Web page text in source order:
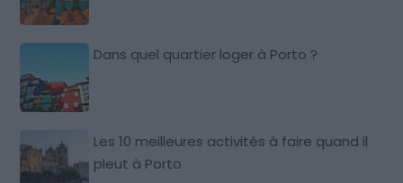
Dans quel quartier loger à Porto ?
Les 10 meilleures activités à faire quand il
pleut à Porto